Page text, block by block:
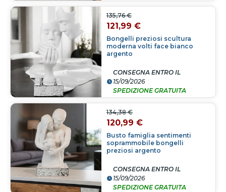
Bongelli preziosi scultura
moderna volti face bianco
argento
135,76 €
121,99 €
CONSEGNA ENTRO IL
15/09/2026
SPEDIZIONE GRATUITA
Busto famiglia sentimenti
soprammobile bongelli
preziosi argento
134,38 €
120,99 €
CONSEGNA ENTRO IL
15/09/2026
SPEDIZIONE GRATUITA